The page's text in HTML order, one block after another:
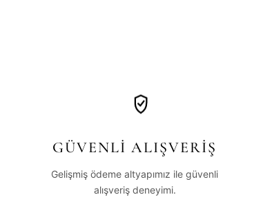
GÜVENLİ ALIŞVERİŞ
Gelişmiş ödeme altyapımız ile güvenli
alışveriş deneyimi.